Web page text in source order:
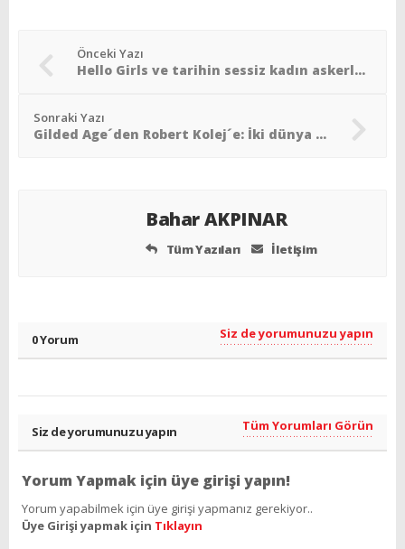
Önceki Yazı
Hello Girls ve tarihin sessiz kadın askerleri: “Alo, buradayız!”
Sonraki Yazı
Gilded Age´den Robert Kolej´e: İki dünya arasında bir diplomat
Bahar AKPINAR
Tüm Yazıları İletişim
0 Yorum Siz de yorumunuzu yapın
Siz de yorumunuzu yapın Tüm Yorumları Görün
Yorum Yapmak için üye girişi yapın!
Yorum yapabilmek için üye girişi yapmanız gerekiyor..
Üye Girişi yapmak için Tıklayın